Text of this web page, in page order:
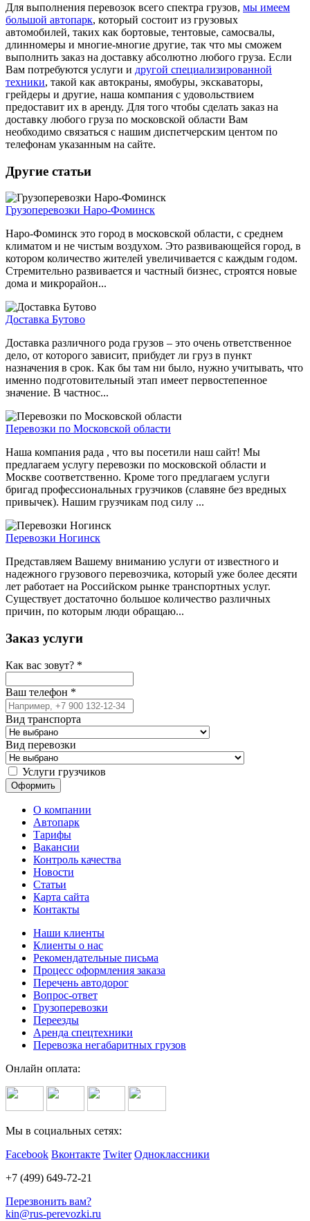
Для выполнения перевозок всего спектра грузов, мы имеем
большой автопарк, который состоит из грузовых
автомобилей, таких как бортовые, тентовые, самосвалы,
длинномеры и многие-многие другие, так что мы сможем
выполнить заказ на доставку абсолютно любого груза. Если
Вам потребуются услуги и другой специализированной
техники, такой как автокраны, ямобуры, экскаваторы,
грейдеры и другие, наша компания с удовольствием
предоставит их в аренду. Для того чтобы сделать заказ на
доставку любого груза по московской области Вам
необходимо связаться с нашим диспетчерским центом по
телефонам указанным на сайте.
Другие статьи
Грузоперевозки Наро-Фоминск
Наро-Фоминск это город в московской области, с среднем
климатом и не чистым воздухом. Это развивающейся город, в
котором количество жителей увеличивается с каждым годом.
Стремительно развивается и частный бизнес, строятся новые
дома и микрорайон...
Доставка Бутово
Доставка различного рода грузов – это очень ответственное
дело, от которого зависит, прибудет ли груз в пункт
назначения в срок. Как бы там ни было, нужно учитывать, что
именно подготовительный этап имеет первостепенное
значение. В частнос...
Перевозки по Московской области
Наша компания рада , что вы посетили наш сайт! Мы
предлагаем услугу перевозки по московской области и
Москве соответственно. Кроме того предлагаем услуги
бригад профессиональных грузчиков (славяне без вредных
привычек). Нашим грузчикам под силу ...
Перевозки Ногинск
Представляем Вашему вниманию услуги от известного и
надежного грузового перевозчика, который уже более десяти
лет работает на Российском рынке транспортных услуг.
Существует достаточно большое количество различных
причин, по которым люди обращаю...
Заказ услуги
Как вас зовут? *
Ваш телефон *
Вид транспорта
Вид перевозки
Услуги грузчиков
О компании
Автопарк
Тарифы
Вакансии
Контроль качества
Новости
Статьи
Карта сайта
Контакты
Наши клиенты
Клиенты о нас
Рекомендательные письма
Процесс оформления заказа
Перечень автодорог
Вопрос-ответ
Грузоперевозки
Переезды
Аренда спецтехники
Перевозка негабаритных грузов
Онлайн оплата:
Мы в социальных сетях:
Facebook Вконтакте Twiter Одноклассники
+7 (499) 649-72-21
Перезвонить вам?
kin@rus-perevozki.ru